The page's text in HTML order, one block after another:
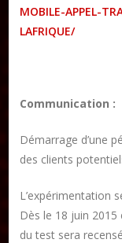
Publier un
Formation en
MOBILE-APPEL-
LAFRIQUE/
Communication :
Démarrage d’une
des clients
L’expérimentation
Dès le 18 juin 2015
du test sera